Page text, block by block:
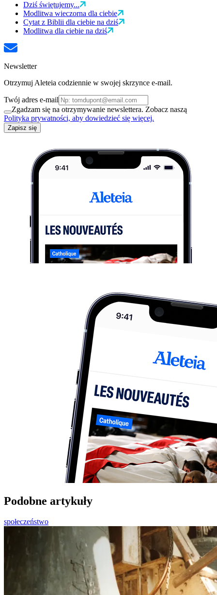
Dziś świętujemy...
Modlitwa wieczorna dla ciebie
Cytat z Biblii dla ciebie na dziś
Modlitwa dla ciebie na dziś
Newsletter
Otrzymuj Aleteia codziennie w swojej skrzynce e-mail.
Twój adres e-mail
Zgadzam się na otrzymywanie newslettera. Zobacz naszą
Polityka prywatności, aby dowiedzieć się więcej.
Zapisz się
Podobne artykuły
społeczeństwo